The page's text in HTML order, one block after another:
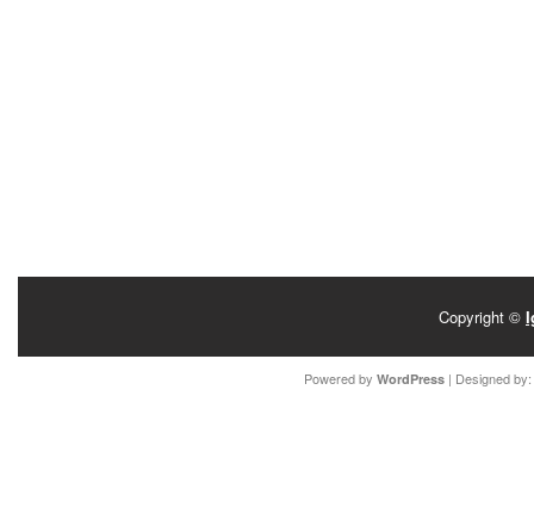
Copyright ©
Powered by WordPress| Designed by: